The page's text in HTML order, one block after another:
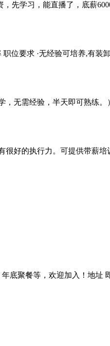
先学习，能直播了，底薪
位要求 ·无经验可培养,有装
无需经验，半天即可熟练。
好的执行力。可提供带薪
底聚餐等，欢迎加入！地址